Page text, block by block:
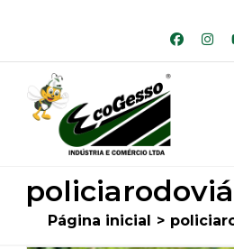
conteúdo
Página inicial >